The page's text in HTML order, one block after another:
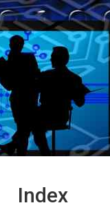
Index